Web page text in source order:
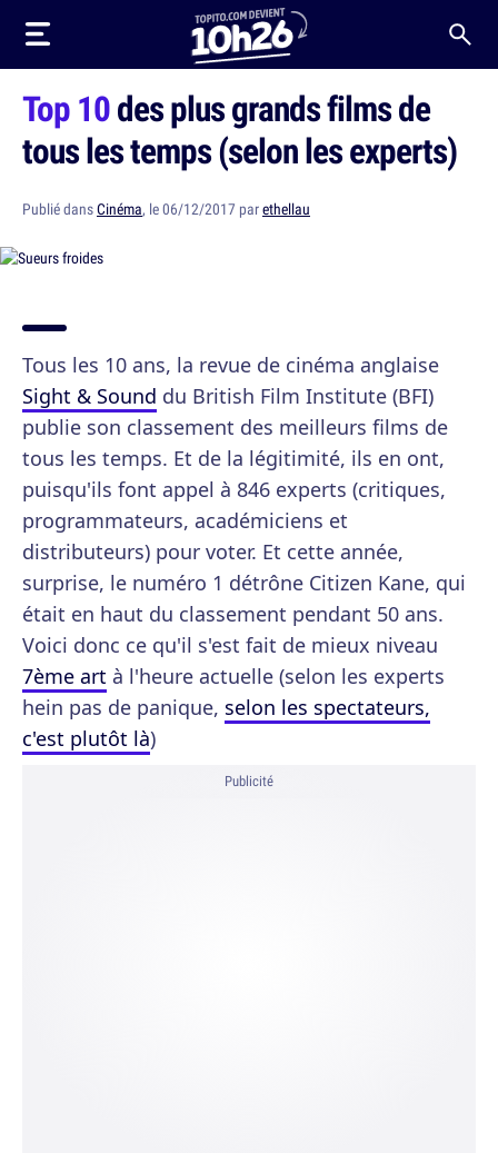
Top 10des plus grands films de
tous les temps (selon les experts)
Publié dansCinéma, le 06/12/2017 parethellau
Tous les 10 ans, la revue de cinéma anglaise
Sight & Sound du British Film Institute (BFI)
publie son classement des meilleurs films de
tous les temps. Et de la légitimité, ils en ont,
puisqu'ils font appel à 846 experts (critiques,
programmateurs, académiciens et
distributeurs) pour voter. Et cette année,
surprise, le numéro 1 détrône Citizen Kane, qui
était en haut du classement pendant 50 ans.
Voici donc ce qu'il s'est fait de mieux niveau
7ème art à l'heure actuelle (selon les experts
hein pas de panique, selon les spectateurs,
c'est plutôt là)
Publicité